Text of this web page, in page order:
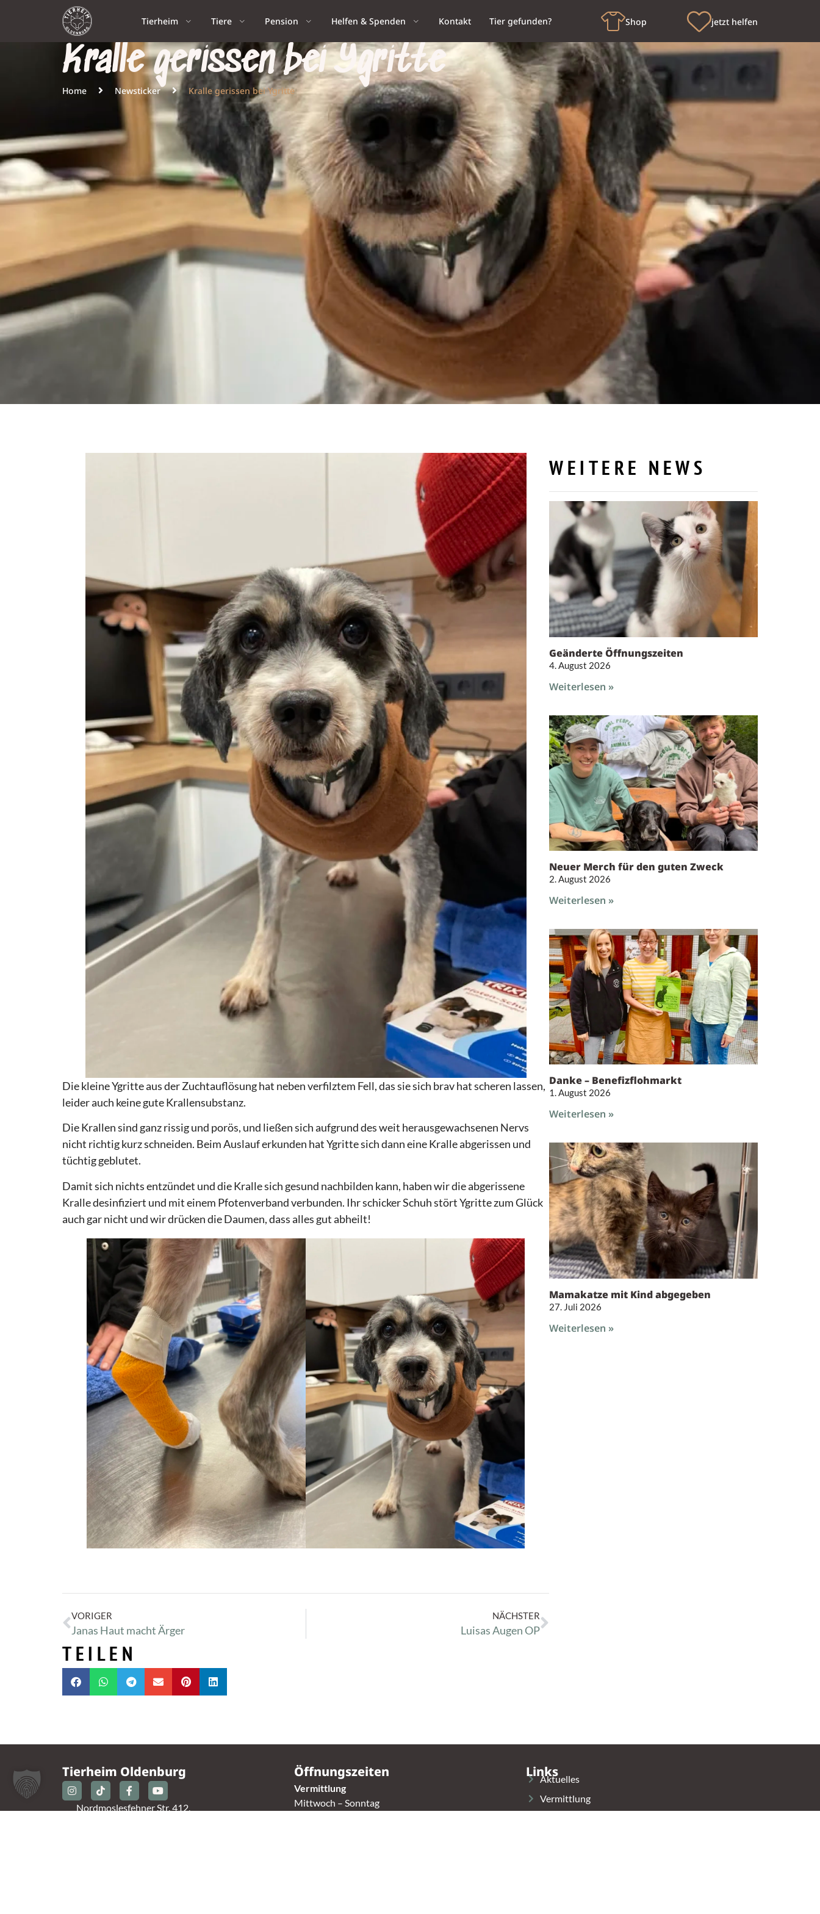
Tierheim Tiere Pension Helfen & Spenden Kontakt Tier gefunden? Shop jetzt helfen
Kralle gerissen bei Ygritte
Home Newsticker Kralle gerissen bei Ygritte
Die kleine Ygritte aus der Zuchtauflösung hat neben verfilztem Fell, das sie sich brav hat scheren lassen,
leider auch keine gute Krallensubstanz.
Die Krallen sind ganz rissig und porös, und ließen sich aufgrund des weit herausgewachsenen Nervs
nicht richtig kurz schneiden. Beim Auslauf erkunden hat Ygritte sich dann eine Kralle abgerissen und
tüchtig geblutet.
Damit sich nichts entzündet und die Kralle sich gesund nachbilden kann, haben wir die abgerissene
Kralle desinfiziert und mit einem Pfotenverband verbunden. Ihr schicker Schuh stört Ygritte zum Glück
auch gar nicht und wir drücken die Daumen, dass alles gut abheilt!
VORIGER
Janas Haut macht Ärger
NÄCHSTER
Luisas Augen OP
TEILEN
WEITERE NEWS
Geänderte Öffnungszeiten
4. August 2026
Weiterlesen »
Neuer Merch für den guten Zweck
2. August 2026
Weiterlesen »
Danke – Benefizflohmarkt
1. August 2026
Weiterlesen »
Mamakatze mit Kind abgegeben
27. Juli 2026
Weiterlesen »
Tierheim Oldenburg
Nordmoslesfehner Str. 412,
Öffnungszeiten
Vermittlung
Mittwoch – Sonntag
Links
Aktuelles
Vermittlung